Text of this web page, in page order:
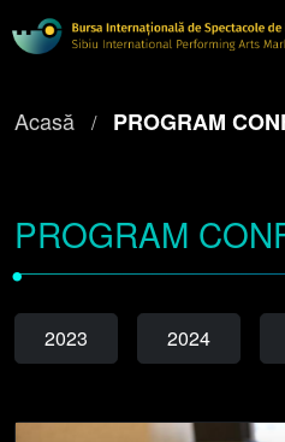
Acasă PROGRAM
PROGRAM
•
2023 2024